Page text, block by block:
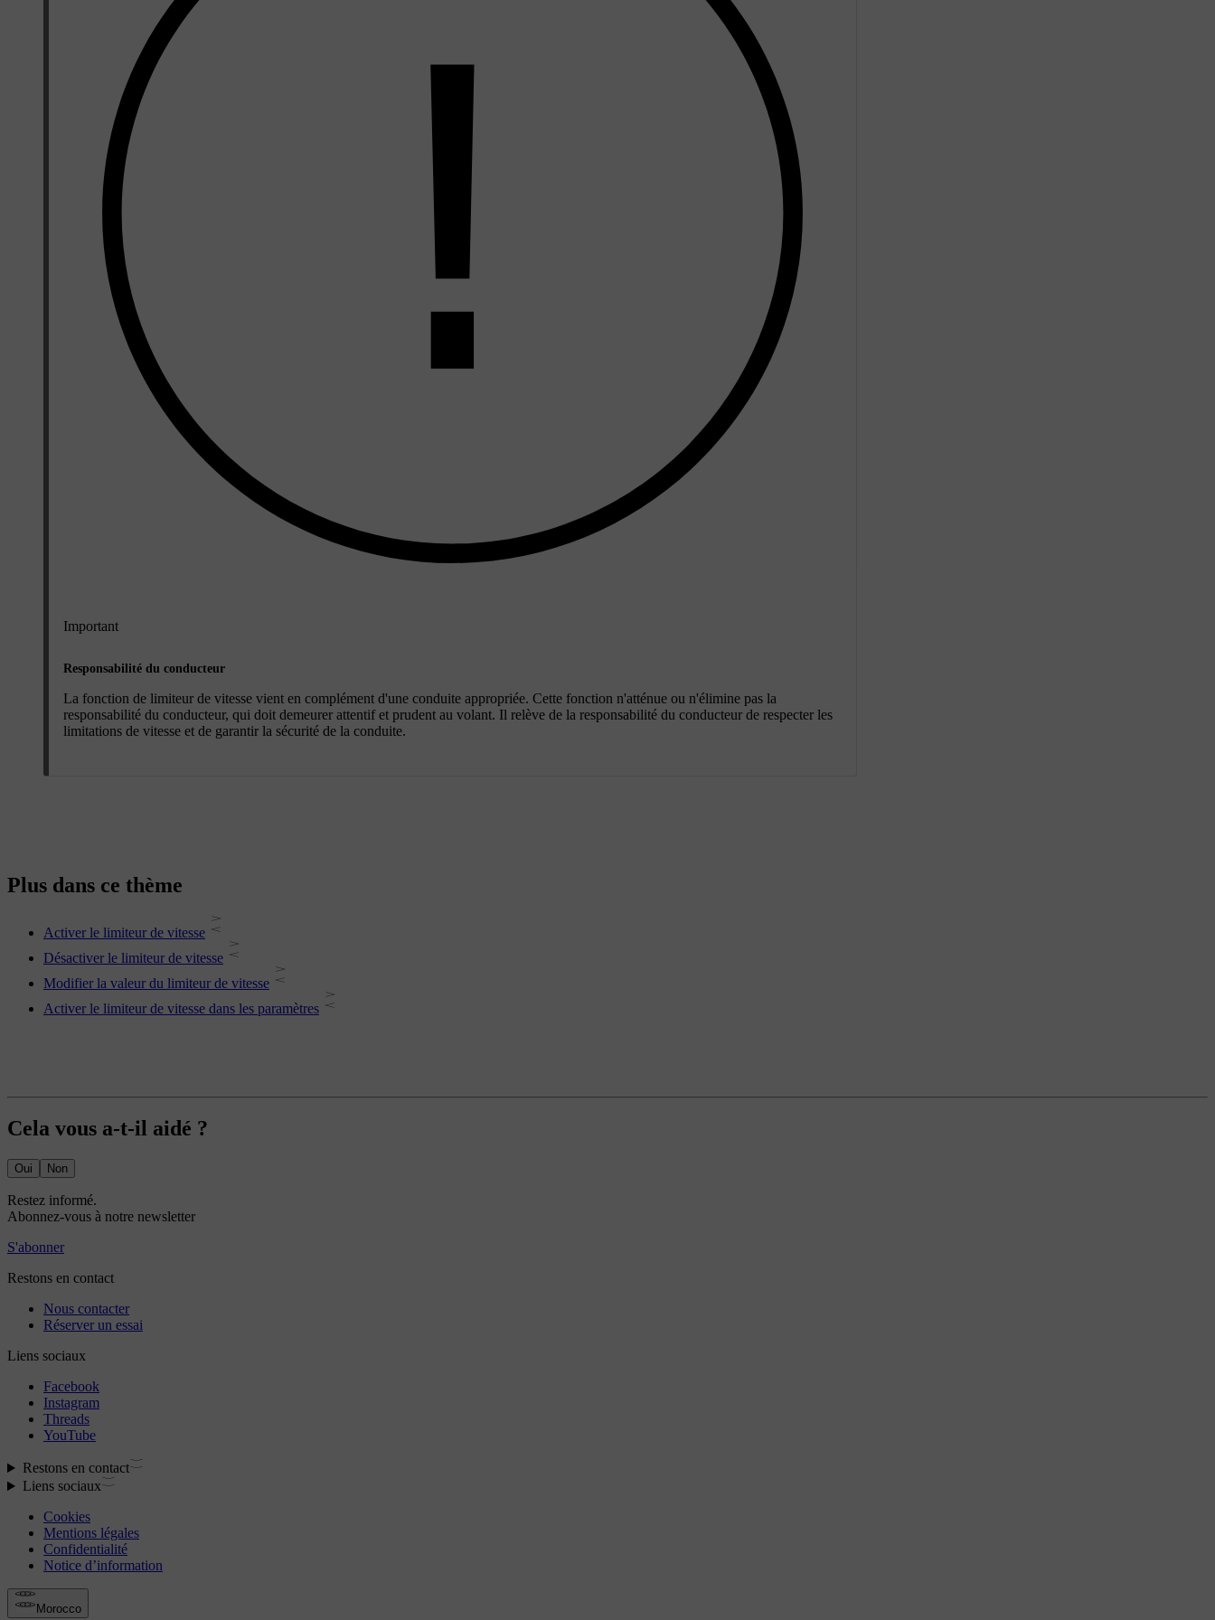
Important
Responsabilité du conducteur
La fonction de limiteur de vitesse vient en complément d'une conduite appropriée. Cette fonction n'atténue ou n'élimine pas la
responsabilité du conducteur, qui doit demeurer attentif et prudent au volant. Il relève de la responsabilité du conducteur de respecter les
limitations de vitesse et de garantir la sécurité de la conduite.
Plus dans ce thème
Activer le limiteur de vitesse
Désactiver le limiteur de vitesse
Modifier la valeur du limiteur de vitesse
Activer le limiteur de vitesse dans les paramètres
Cela vous a-t-il aidé ?
Oui Non